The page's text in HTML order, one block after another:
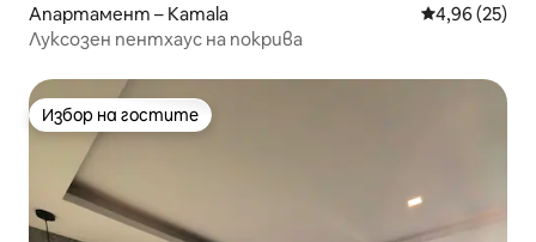
Апартамент – Kamala Средна
4,96 (25)
Луксозен пентхаус на покрива
Избор на гостите
Избор на гостите